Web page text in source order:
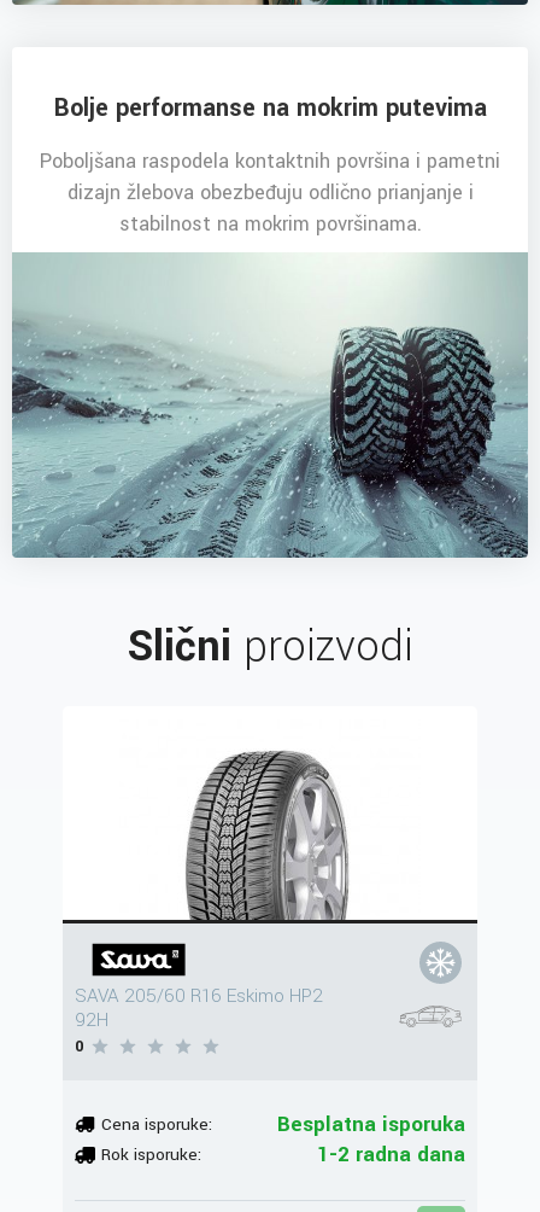
Bolje performanse na mokrim putevima
Poboljšana raspodela kontaktnih površina i pametni
dizajn žlebova obezbeđuju odlično prianjanje i
stabilnost na mokrim površinama.
Slični proizvodi
SAVA 205/60 R16 Eskimo HP2
92H
0
Cena isporuke: Besplatna isporuka
Rok isporuke: 1-2 radna dana